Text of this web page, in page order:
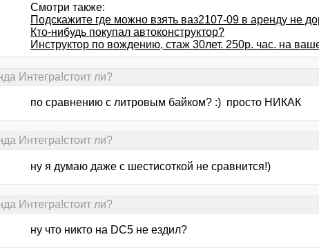
Смотри также:
Подскажите где можно взять ваз2107-09 в аренду не
Кто-нибудь покупал автоконструктор?
Инструктор по вождению, стаж 30лет. 250р. час. на
Интегра!стоит ли?
по сравнению с литровым байком? :) просто НИКАК
Интегра!стоит ли?
ну я думаю даже с шестисоткой не сравнится!)
Интегра!стоит ли?
ну что никто на DC5 не ездил?